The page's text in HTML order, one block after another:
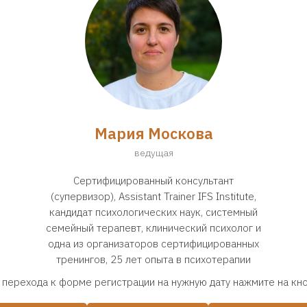
Мария Москова
ведущая
Сертифицированный консультант
(супервизор), Assistant Trainer IFS Institute,
кандидат психологических наук, системный
семейный терапевт, клинический психолог и
одна из организаторов сертифицированных
тренингов, 25 лет опыта в психотерапии
перехода к форме регистрации на нужную дату нажмите на